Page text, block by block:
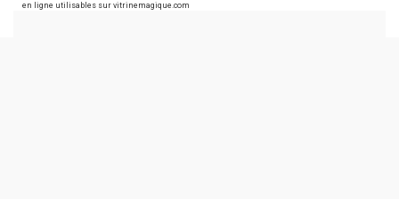
en ligne utilisables sur vitrinemagique.com